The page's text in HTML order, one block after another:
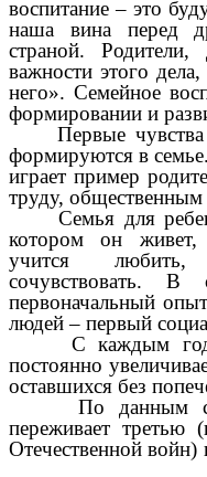
воспитание – это
наша вина перед
страной.
важности этого
него». Семейное
формировании и
Первые чувства
формируются в
играет пример
труду, общественным
Семья для
котором он живет,
учится любить,
сочувствовать. В
первоначальный
людей – первый
С каждым годом
постоянно
оставшихся без
По данным
переживает третью
Отечественной войн)